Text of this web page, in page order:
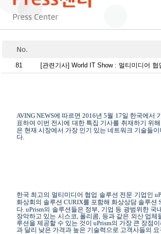
81 [관련기사] World IT Show : 멀티미디어
AVING NEWS에 따르면2016년5월 17일 한국에서
표하여 이번 전시에 대한 특집 기사를 취재하기 위
은 현재 시장에서 가장 인기 있는 네트워크 기술들이
다.
한국 최고의 멀티미디어 협업 솔루션 전문 기업인
화상회의 솔루션 CURIX를 포함해 화상상담 솔루션
다. uPrism의 솔루션들은 정부, 기업 등 광범위한 국
장악하고 있는 시스코, 폴리콤, 등과 같은 외산 업체
루션을 제공할 수 있는 것이 uPrism의 가장 큰 장점
과 달리 낮은 가격과 높은 기술력으로 고객사들의